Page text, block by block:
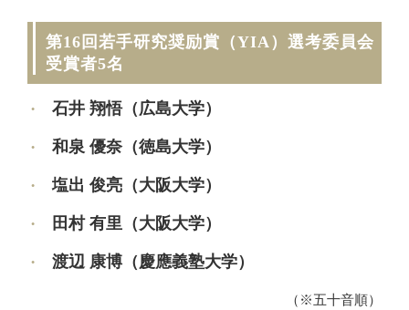
第16回若手研究奨励賞（YIA）選考委員会
受賞者5名
石井 翔悟（広島大学）
和泉 優奈（徳島大学）
塩出 俊亮（大阪大学）
田村 有里（大阪大学）
渡辺 康博（慶應義塾大学）
（※五十音順）